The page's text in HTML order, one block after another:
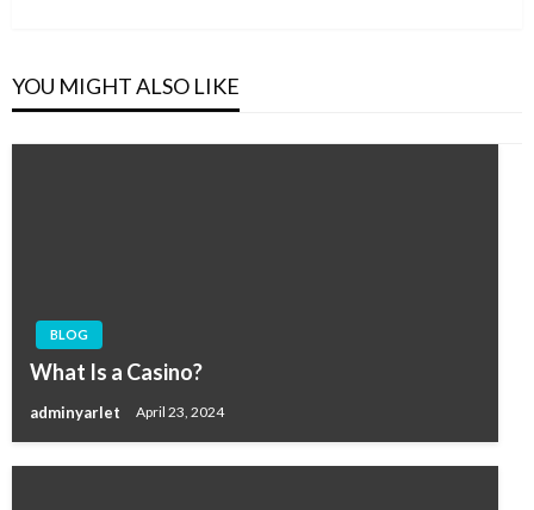
YOU MIGHT ALSO LIKE
BLOG
What Is a Casino?
adminyarlet April 23, 2024